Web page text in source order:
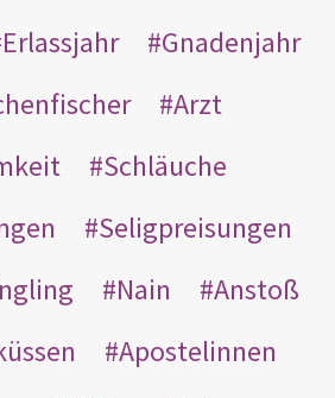
Erlassjahr
Gnadenjahr
Arzt
Schläuche
Seligpreisungen
Nain
Anstoß
Apostelinnen